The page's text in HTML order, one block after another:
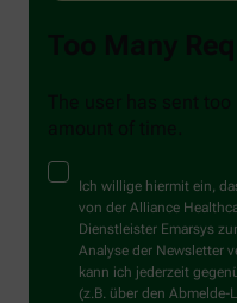
Ich willige hiermit ein,
von der Alliance
Dienstleister Emarsys
Analyse der Newsletter
kann ich jederzeit
(z.B. über den